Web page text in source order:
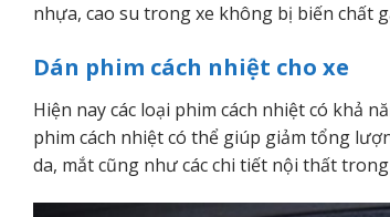
nhựa, cao su trong xe không bị biến chất
Dán phim cách nhiệt cho xe
Hiện nay các loại phim cách nhiệt có khả
phim cách nhiệt có thể giúp giảm tổng
da, mắt cũng như các chi tiết nội thất trong